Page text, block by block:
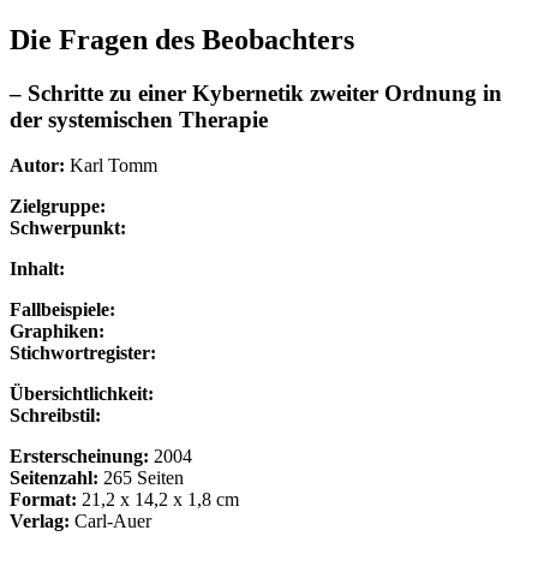
Die Fragen des Beobachters
– Schritte zu einer Kybernetik zweiter Ordnung in
der systemischen Therapie
Autor: Karl Tomm
Zielgruppe:
Schwerpunkt:
Inhalt:
Fallbeispiele:
Graphiken:
Stichwortregister:
Übersichtlichkeit:
Schreibstil:
Ersterscheinung: 2004
Seitenzahl: 265 Seiten
Format: 21,2 x 14,2 x 1,8 cm
Verlag: Carl-Auer